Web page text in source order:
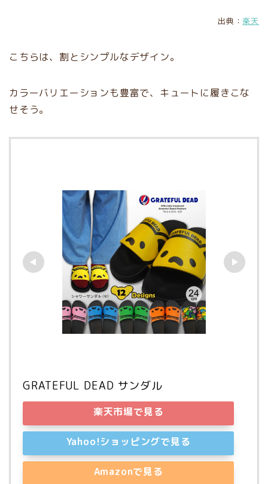
出典：楽天
こちらは、割とシンプルなデザイン。
カラーバリエーションも豊富で、キュートに履きこな
せそう。
GRATEFUL DEAD サンダル
楽天市場で見る
Yahoo!ショッピングで見る
Amazonで見る